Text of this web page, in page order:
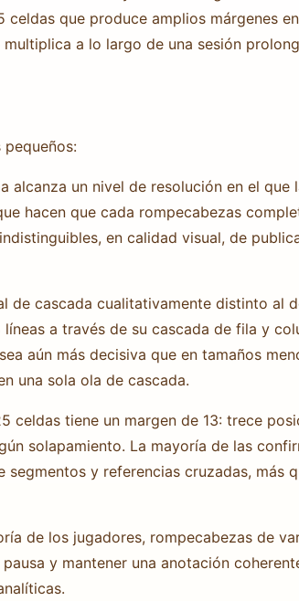
que produce amplios márgenes
a lo largo de una sesión
un nivel de resolución en el que
hacen que cada rompecabezas
en calidad visual, de
de cascada cualitativamente distinto al
a través de su cascada de fila y
aún más decisiva que en tamaños
una sola ola de cascada.
celdas tiene un margen de 13: trece
solapamiento. La mayoría de las
y referencias cruzadas, más
de los jugadores, rompecabezas de
y mantener una anotación